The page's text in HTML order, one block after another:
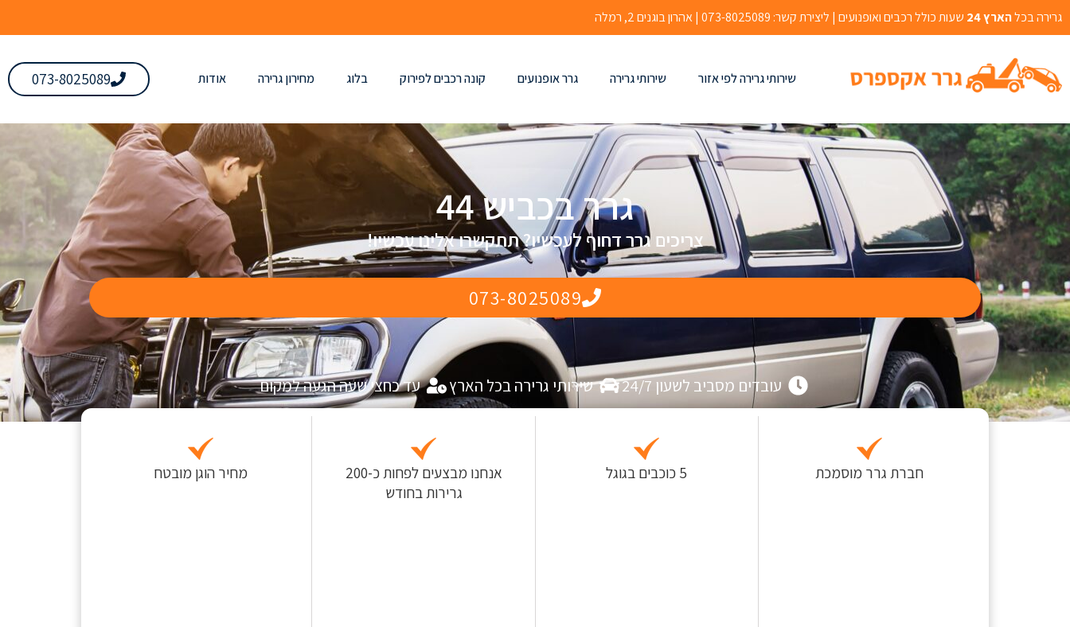
גרירה בכלהארץ 24 שעות כולל רכבים ואופנועים | ליצירת קשר: 073-8025089 | אהרון בוגנים 2, רמלה
שירותי גרירה לפי אזור שירותי גרירה גרר אופנועים קונה רכבים לפירוק בלוג מחירון גרירה אודות 073-8025089
גרר בכביש 44
עובדים מסביב לשעון 24/7 שירותי גרירה בכל הארץ עד כחצי שעה הגעה למקום
צריכים גרר דחוף לעכשיו? תתקשרו אלינו עכשיו!
073-8025089
מחיר הוגן מובטח
אנחנו מבצעים לפחות כ-200
גרירות בחודש
5 כוכבים בגוגל חברת גרר מוסמכת